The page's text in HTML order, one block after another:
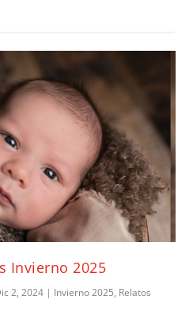
Invierno 2025
2, 2024 | Invierno 2025, Relatos